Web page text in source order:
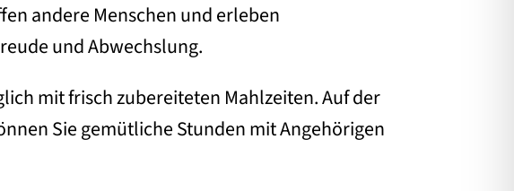
andere Menschen und erleben
und Abwechslung.
mit frisch zubereiteten Mahlzeiten. Auf der
Sie gemütliche Stunden mit Angehörigen